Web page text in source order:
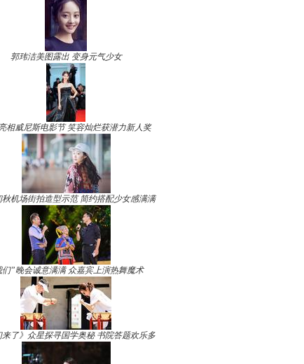
郭玮洁美图露出 变身元气少女
相威尼斯电影节 笑容灿烂获潜力新人奖
秋机场街拍造型示范 简约搭配少女感满满
们”晚会诚意满满 众嘉宾上演热舞魔术
来了》众星探寻国学奥秘 书院答题欢乐多